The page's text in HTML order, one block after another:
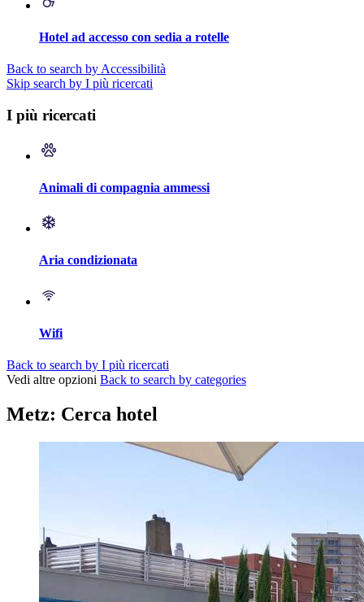
Hotel ad accesso con sedia a rotelle
Back to search by Accessibilità
Skip search by I più ricercati
I più ricercati
Animali di compagnia ammessi
Aria condizionata
Wifi
Back to search by I più ricercati
Vedi altre opzioni Back to search by categories
Metz: Cerca hotel